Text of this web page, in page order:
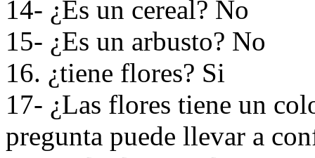
14- ¿Es un cereal? No
15- ¿Es un arbusto? No
16. ¿tiene flores? Si
17- ¿Las flores tiene un
pregunta puede llevar a